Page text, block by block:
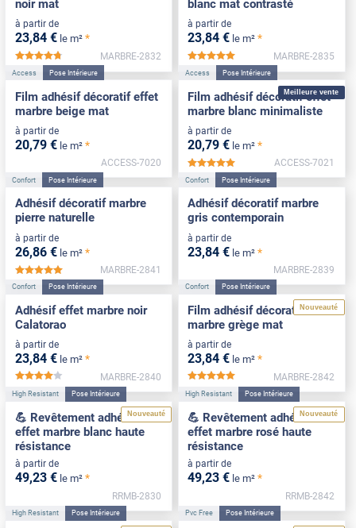
noir mat
à partir de
23,84 € le m² *
*****
MARBRE-2832
blanc mat contrasté
à partir de
23,84 € le m² *
MARBRE-2835
Access Pose Intérieure
Film adhésif décoratif effet
marbre beige mat
à partir de
20,79 € le m² *
ACCESS-7020
Meilleure vente
Access Pose Intérieure
Film adhésif décoratif effet
marbre blanc minimaliste
à partir de
20,79 € le m² *
ACCESS-7021
Confort Pose Intérieure
Adhésif décoratif marbre
pierre naturelle
à partir de
26,86 € le m² *
*****
MARBRE-2841
Confort Pose Intérieure
Adhésif décoratif marbre
gris contemporain
à partir de
23,84 € le m² *
MARBRE-2839
Confort Pose Intérieure
Adhésif effet marbre noir
Calatorao
à partir de
23,84 € le m² *
*****
MARBRE-2840
Nouveauté
Confort Pose Intérieure
Film adhésif décoratif effet
marbre grège mat
à partir de
23,84 € le m² *
MARBRE-2842
Nouveauté
High Resistant Pose Intérieure
💪 Revêtement adhésif
effet marbre blanc haute
résistance
à partir de
49,23 € le m² *
RRMB-2830
Nouveauté
High Resistant Pose Intérieure
💪 Revêtement adhésif
effet marbre rosé haute
résistance
à partir de
49,23 € le m² *
RRMB-2842
High Resistant Pose Intérieure Pvc Free Pose Intérieure